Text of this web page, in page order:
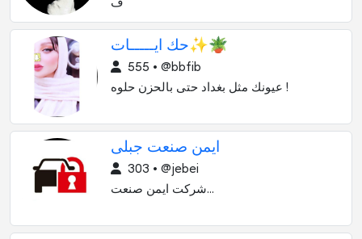
ف
حك ايـــــات✨🪴
555 • @bbfib
عيونك مثل بغداد حتى بالحزن حلوه !
ایمن صنعت جبلی
303 • @jebei
شرکت ایمن صنعت...